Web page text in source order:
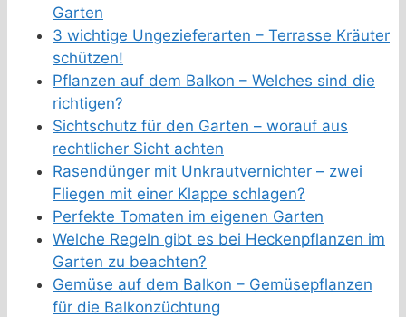
Garten
3 wichtige Ungezieferarten – Terrasse Kräuter
schützen!
Pflanzen auf dem Balkon – Welches sind die
richtigen?
Sichtschutz für den Garten – worauf aus
rechtlicher Sicht achten
Rasendünger mit Unkrautvernichter – zwei
Fliegen mit einer Klappe schlagen?
Perfekte Tomaten im eigenen Garten
Welche Regeln gibt es bei Heckenpflanzen im
Garten zu beachten?
Gemüse auf dem Balkon – Gemüsepflanzen
für die Balkonzüchtung